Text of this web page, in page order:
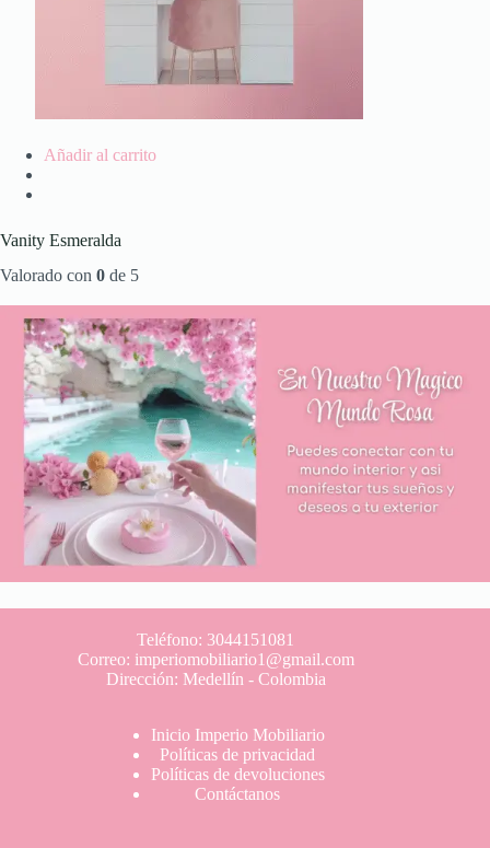
Añadir al carrito
Vanity Esmeralda
Valorado con 0 de 5
Teléfono: 3044151081
Correo: imperiomobiliario1@gmail.com
Dirección: Medellín - Colombia
Inicio Imperio Mobiliario
Políticas de privacidad
Políticas de devoluciones
Contáctanos